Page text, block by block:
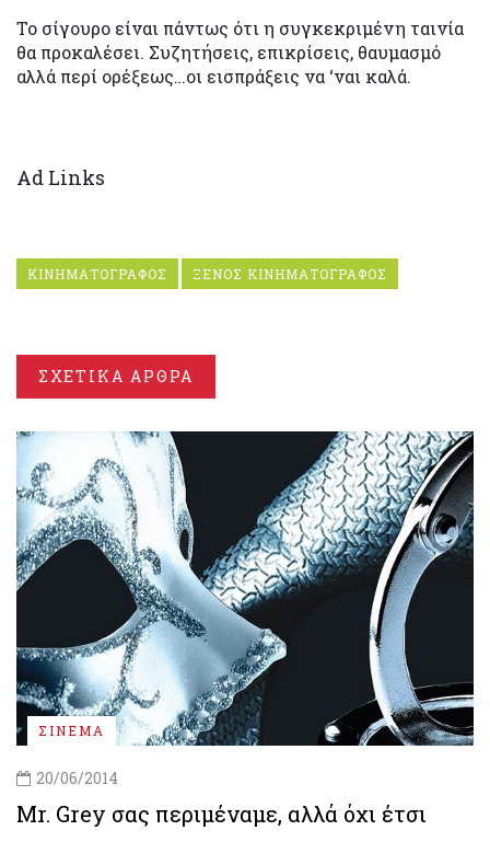
Το σίγουρο είναι πάντως ότι η συγκεκριμένη ταινία
θα προκαλέσει. Συζητήσεις, επικρίσεις, θαυμασμό
αλλά περί ορέξεως…οι εισπράξεις να ‘ναι καλά.
Ad Links
ΚΙΝΗΜΑΤΟΓΡΑΦΟΣ ΞΕΝΟΣ ΚΙΝΗΜΑΤΟΓΡΑΦΟΣ
ΣΧΕΤΙΚΑ ΑΡΘΡΑ
ΣΙΝΕΜΑ
20/06/2014
Mr. Grey σας περιμέναμε, αλλά όχι έτσι